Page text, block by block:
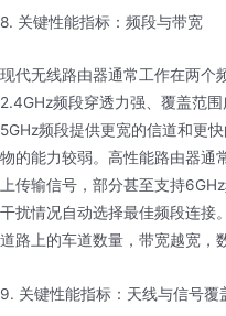
8. 关键性能指标：频段与带宽
现代无线路由器通常工作在两个
2.4GHz频段穿透力强、覆盖范
5GHz频段提供更宽的信道和更
物的能力较弱。高性能路由器通
上传输信号，部分甚至支持
干扰情况自动选择最佳频段连
道路上的车道数量，带宽越宽，
9. 关键性能指标：天线与信号覆